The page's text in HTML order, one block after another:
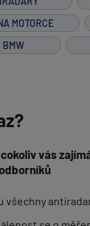
MOTORCE
BMW
vás
všechny